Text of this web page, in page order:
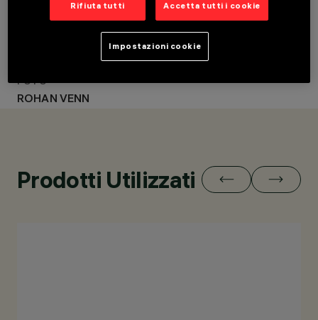
INTERIOR DESIGN
FOTO
ROHAN VENN
Prodotti Utilizzati
Rifiuta tutti Accetta tutti i cookie
Impostazioni cookie